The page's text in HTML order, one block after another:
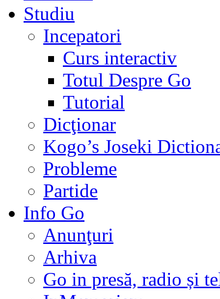
Studiu
Incepatori
Curs interactiv
Totul Despre Go
Tutorial
Dicţionar
Kogo’s Joseki
Probleme
Partide
Info Go
Anunţuri
Arhiva
Go in presă, radio și